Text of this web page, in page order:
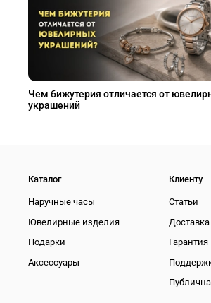
Чем бижутерия отличается от
украшений
Каталог
Наручные часы
Ювелирные изделия
Подарки
Аксессуары
Клиенту
Статьи
Доставка
Гарантия